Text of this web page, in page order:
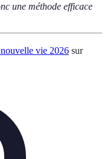
une méthode efficace
vie 2026 sur